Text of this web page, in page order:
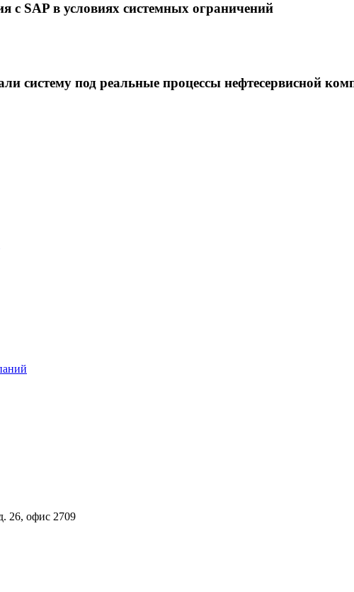
с SAP в условиях системных ограничений
систему под реальные процессы нефтесервисной
26, офис 2709